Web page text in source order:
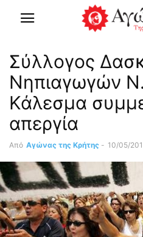
Σύλλογος
Νηπιαγωγών
Κάλεσμα
απεργία
Από Αγώνας της Κρήτης - 10/05/